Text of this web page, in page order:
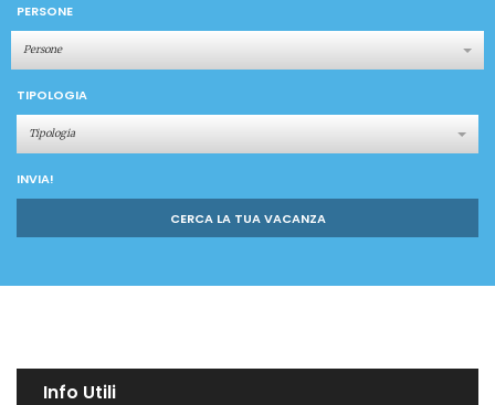
PERSONE
Persone
TIPOLOGIA
Tipologia
INVIA!
CERCA LA TUA VACANZA
Info Utili